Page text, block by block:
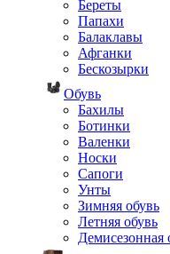
Береты
Папахи
Балаклавы
Афганки
Бескозырки
Обувь
Бахилы
Ботинки
Валенки
Носки
Сапоги
Унты
Зимняя обувь
Летняя обувь
Демисезонная